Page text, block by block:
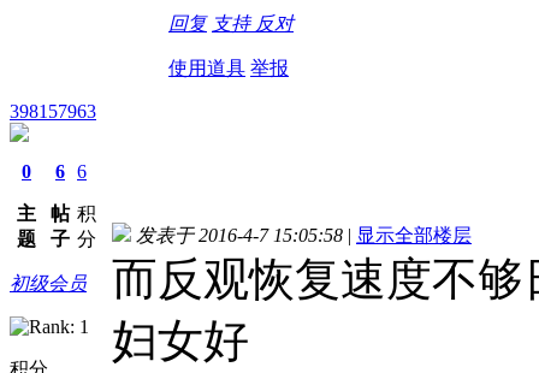
回复 支持 反对
使用道具 举报
398157963
0
主
题
6
帖
子
6
积
分
初级会员
积分
发表于 2016-4-7 15:05:58 | 显示全部楼层
而反观恢复速度不
妇女好